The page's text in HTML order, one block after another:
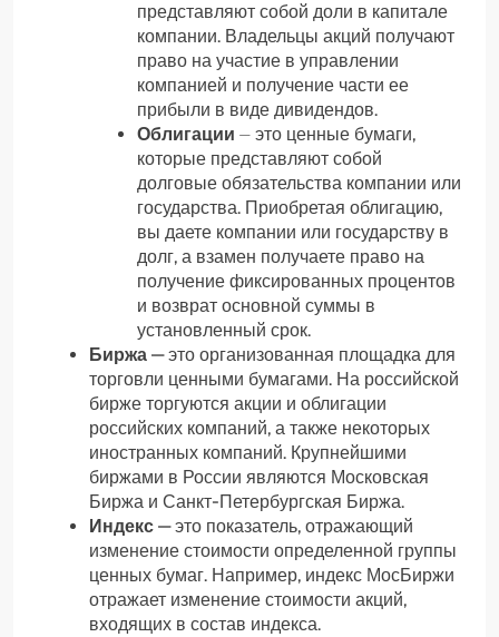
представляют собой доли в капитале
компании. Владельцы акций получают
право на участие в управлении
компанией и получение части ее
прибыли в виде дивидендов.
Облигации ⏤ это ценные бумаги,
которые представляют собой
долговые обязательства компании или
государства. Приобретая облигацию,
вы даете компании или государству в
долг, а взамен получаете право на
получение фиксированных процентов
и возврат основной суммы в
установленный срок.
Биржа — это организованная площадка для
торговли ценными бумагами. На российской
бирже торгуются акции и облигации
российских компаний, а также некоторых
иностранных компаний. Крупнейшими
биржами в России являются Московская
Биржа и Санкт-Петербургская Биржа.
Индекс — это показатель, отражающий
изменение стоимости определенной группы
ценных бумаг. Например, индекс МосБиржи
отражает изменение стоимости акций,
входящих в состав индекса.